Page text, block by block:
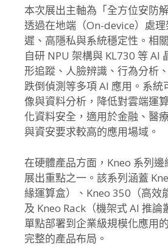
本次展出主軸為「全方位安防
透過在地端（On-device）處
遲、高隱私與系統穩定性。相
自研 NPU 架構與 KL730 等 AI
形追蹤、人臉辨識、行為分析
跌倒偵測等多項 AI 應用。系統
像與資料分析，降低對雲端運
化資料安全，適用於金融、醫
與資安要求較高的應用場域。
在硬體產品方面，Kneo 系列邊
展出重點之一。該系列涵蓋
緣運算盒）、Kneo 350（高效
及 Kneo Rack（機架式 AI 推
單點部署到企業級規模化應用
完整的產品布局。